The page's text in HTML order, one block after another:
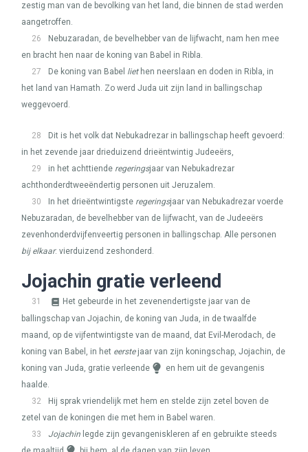
zestig man van de bevolking van het land, die binnen de stad werden
aangetroffen.
26
Nebuzaradan, de bevelhebber van de lijfwacht, nam hen mee
en bracht hen naar de koning van Babel in Ribla.
27
De koning van Babel liethen neerslaan en doden in Ribla, in
het land van Hamath. Zo werd Juda uit zijn land in ballingschap
weggevoerd.
28
Dit is het volk dat Nebukadrezar in ballingschap heeft gevoerd:
in het zevende jaar drieduizend drieëntwintig Judeeërs,
29
in het achttiende regeringsjaar van Nebukadrezar
achthonderdtweeëndertig personen uit Jeruzalem.
30
In het drieëntwintigste regeringsjaar van Nebukadrezar voerde
Nebuzaradan, de bevelhebber van de lijfwacht, van de Judeeërs
zevenhonderdvijfenveertig personen in ballingschap. Alle personen
bij elkaar: vierduizend zeshonderd.
Jojachin gratie verleend
31
Het gebeurde in het zevenendertigste jaar van de
ballingschap van Jojachin, de koning van Juda, in de twaalfde
maand, op de vijfentwintigste van de maand, dat Evil-Merodach, de
koning van Babel, in het eerstejaar van zijn koningschap, Jojachin, de
koning van Juda, gratie verleende
en hem uit de gevangenis
haalde.
32
Hij sprak vriendelijk met hem en stelde zijn zetel boven de
zetel van de koningen die met hem in Babel waren.
33
Jojachin legde zijn gevangeniskleren af en gebruikte steeds